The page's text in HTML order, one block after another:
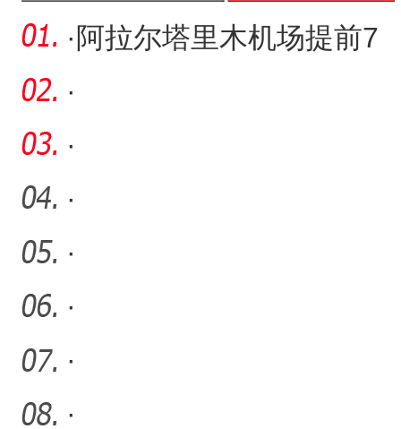
· 阿拉尔塔里木机场提前7
年实现规划年旅客吞吐量
30万
·
·
·
·
·
·
·